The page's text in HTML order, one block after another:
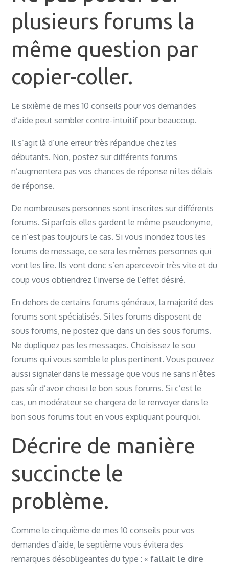
plusieurs forums la
même question par
copier-coller.
Le sixième de mes 10 conseils pour vos demandes
d’aide peut sembler contre-intuitif pour beaucoup.
Il s’agit là d’une erreur très répandue chez les
débutants. Non, postez sur différents forums
n’augmentera pas vos chances de réponse ni les délais
de réponse.
De nombreuses personnes sont inscrites sur différents
forums. Si parfois elles gardent le même pseudonyme,
ce n’est pas toujours le cas. Si vous inondez tous les
forums de message, ce sera les mêmes personnes qui
vont les lire. Ils vont donc s’en apercevoir très vite et du
coup vous obtiendrez l’inverse de l’effet désiré.
En dehors de certains forums généraux, la majorité des
forums sont spécialisés. Si les forums disposent de
sous forums, ne postez que dans un des sous forums.
Ne dupliquez pas les messages. Choisissez le sou
forums qui vous semble le plus pertinent. Vous pouvez
aussi signaler dans le message que vous ne sans n’êtes
pas sûr d’avoir choisi le bon sous forums. Si c’est le
cas, un modérateur se chargera de le renvoyer dans le
bon sous forums tout en vous expliquant pourquoi.
Décrire de manière
succincte le
problème.
Comme le cinquième de mes 10 conseils pour vos
demandes d’aide, le septième vous évitera des
remarques désobligeantes du type : «fallait le dire